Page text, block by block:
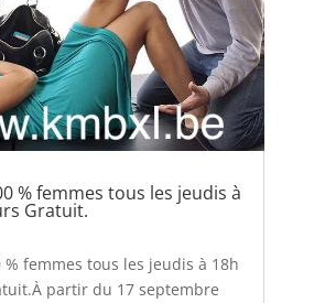
% femmes tous les jeudis à
Gratuit.
% femmes tous les jeudis à 18h
partir du 17 septembre